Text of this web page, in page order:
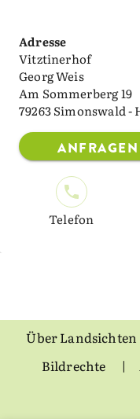
Adresse
Vitztinerhof
Georg Weis
Am Sommerberg 19
79263 Simonswald -
ANFRAGEN
Telefon
Über Landsichten
Bildrechte